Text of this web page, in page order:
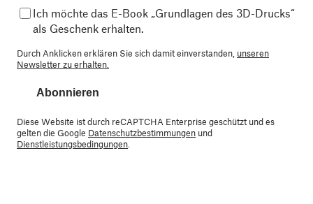
Ich möchte das E-Book „Grundlagen des 3D-Drucks“
als Geschenk erhalten.
Durch Anklicken erklären Sie sich damit einverstanden, unseren
Newsletter zu erhalten.
Abonnieren
Diese Website ist durch reCAPTCHA Enterprise geschützt und es
gelten die Google Datenschutzbestimmungen und
Dienstleistungsbedingungen